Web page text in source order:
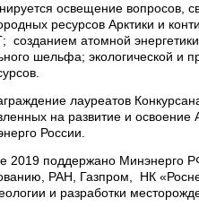
освещение вопросов,
ресурсов Арктики и
атомной
шельфа; экологической и
лауреатов
на развитие и освоение
России.
2019 поддержано Минэнерго
РАН, Газпром, НК
и разработки